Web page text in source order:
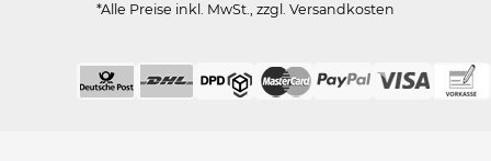
*Alle Preise inkl. MwSt., zzgl. Versandkosten